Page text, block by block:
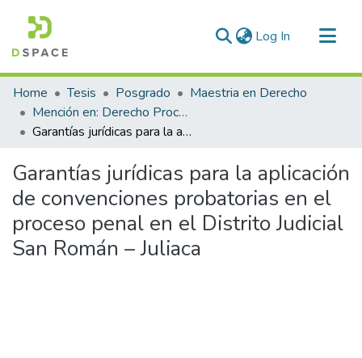
Log In (current)
Communities & Collections
All of DSpace
Statistics
Home Tesis Posgrado
Maestria en Derecho
Mención en: Derecho Procesal Penal
Garantías jurídicas para la aplicación de convenciones probatorias en el proceso penal en el Distrito Judicial San Román – Juliaca
Garantías jurídicas para la aplicación
de convenciones probatorias en el
proceso penal en el Distrito Judicial
San Román – Juliaca